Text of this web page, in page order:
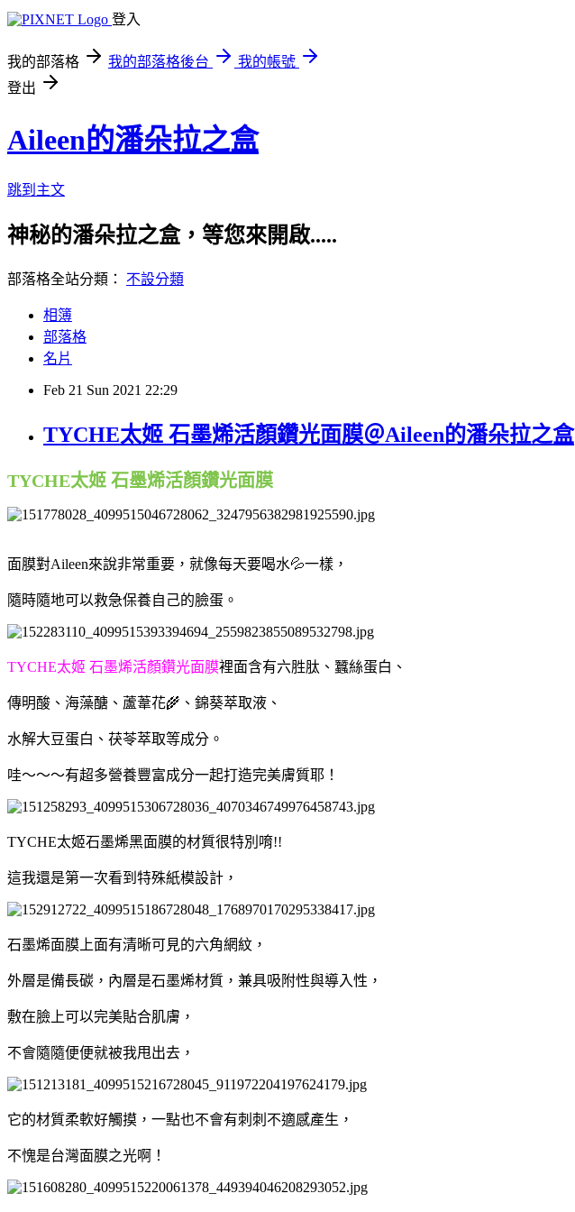
登入
我的部落格 我的部落格後台
我的帳號
登出
Aileen的潘朵拉之盒
跳到主文
神秘的潘朵拉之盒，等您來開啟.....
部落格全站分類： 不設分類
相簿
部落格
名片
Feb 21 Sun 2021 22:29
TYCHE太姬 石墨烯活顏鑽光面膜＠Aileen的潘朵拉之盒
TYCHE太姬 石墨烯活顏鑽光面膜
面膜對Aileen來說非常重要，就像每天要喝水💦一樣，
隨時隨地可以救急保養自己的臉蛋。
TYCHE太姬 石墨烯活顏鑽光面膜裡面含有六胜肽、蠶絲蛋白、
傳明酸、海藻醣、蘆葦花🌾、錦葵萃取液、
水解大豆蛋白、茯苓萃取等成分。
哇～～～有超多營養豐富成分一起打造完美膚質耶！
TYCHE太姬石墨烯黑面膜的材質很特別唷!!
這我還是第一次看到特殊紙模設計，
石墨烯面膜上面有清晰可見的六角網紋，
外層是備長碳，內層是石墨烯材質，兼具吸附性與導入性，
敷在臉上可以完美貼合肌膚，
不會隨隨便便就被我甩出去，
它的材質柔軟好觸摸，一點也不會有刺刺不適感產生，
不愧是台灣面膜之光啊！